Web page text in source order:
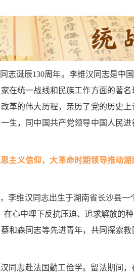
志诞辰130周年。李维汉同志是中
在统一战线和民族工作方面的著
革的伟大历程，亲历了党的历史
生，同中国共产党领导中国人民
主义信仰，大革命时期领导推动
，李维汉同志出生于湖南省长沙县
在心中埋下反抗压迫、追求解放的
和森同志等先进青年，共同探索
同志赴法国勤工俭学。留法期间